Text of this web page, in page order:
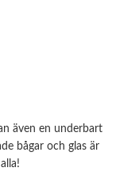
även en underbart
bågar och glas är